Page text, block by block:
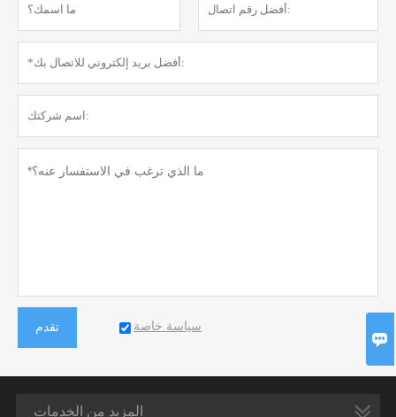
تقدم سياسة خاصة
المزيد من الخدمات
